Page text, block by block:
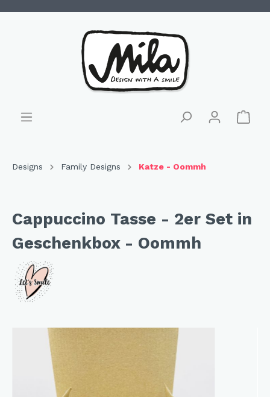
Designs Family Designs Katze - Oommh
Cappuccino Tasse - 2er Set in
Geschenkbox - Oommh